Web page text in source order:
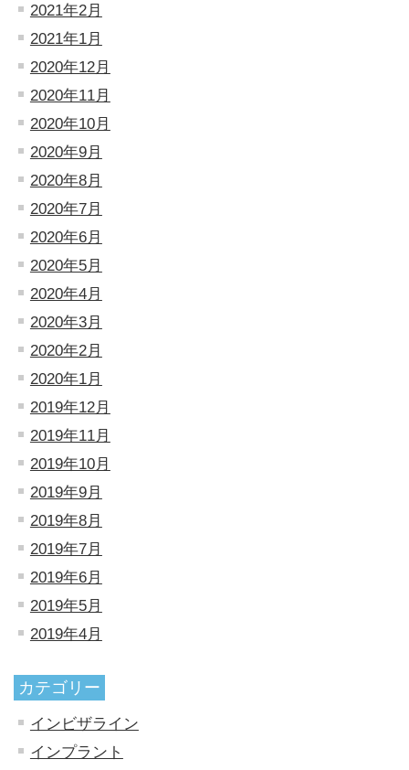
2021年2月
2021年1月
2020年12月
2020年11月
2020年10月
2020年9月
2020年8月
2020年7月
2020年6月
2020年5月
2020年4月
2020年3月
2020年2月
2020年1月
2019年12月
2019年11月
2019年10月
2019年9月
2019年8月
2019年7月
2019年6月
2019年5月
2019年4月
カテゴリー
インビザライン
インプラント